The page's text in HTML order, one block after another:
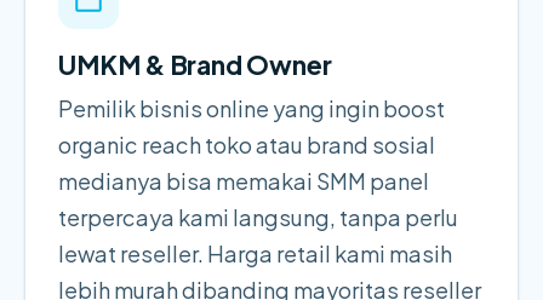
UMKM & Brand Owner
Pemilik bisnis online yang ingin boost
organic reach toko atau brand sosial
medianya bisa memakai SMM panel
terpercaya kami langsung, tanpa perlu
lewat reseller. Harga retail kami masih
lebih murah dibanding mayoritas reseller